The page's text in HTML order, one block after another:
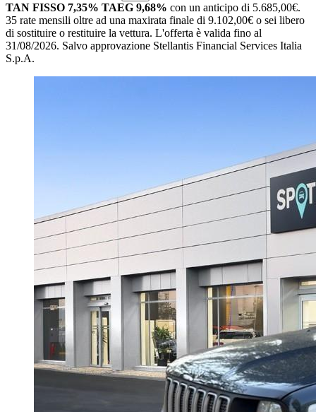
TAN FISSO 7,35% TAEG 9,68% con un anticipo di 5.685,00€.
35 rate mensili oltre ad una maxirata finale di 9.102,00€ o sei libero
di sostituire o restituire la vettura. L'offerta è valida fino al
31/08/2026. Salvo approvazione Stellantis Financial Services Italia
S.p.A.